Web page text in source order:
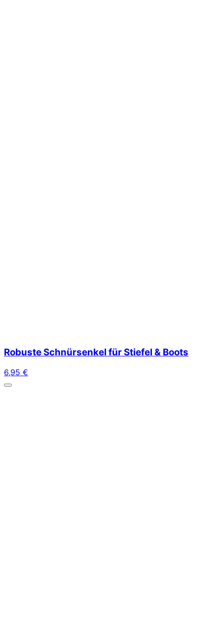
Robuste Schnürsenkel für Stiefel & Boots
6,95 €